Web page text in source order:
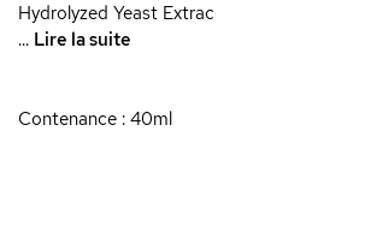
Hydrolyzed Yeast Extrac
... Lire la suite
Contenance : 40ml